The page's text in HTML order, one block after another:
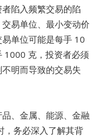
陷入频繁交易的陷
易单位、最小变动价
单位可能是每手 10
1000 克，投资者必须
明而导致的交易失
、金属、能源、金融
，务必深入了解其背